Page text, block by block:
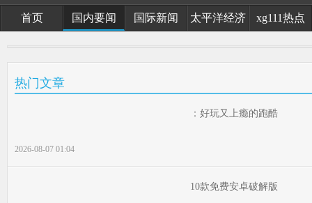
首页 国内要闻 国际新闻 太平洋经济 xg111热点
热门文章
：好玩又上瘾的跑酷
2026-08-07 01:04
10款免费安卓破解版